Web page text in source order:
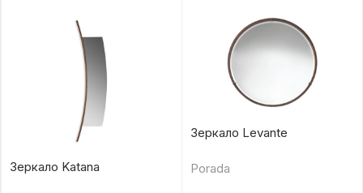
Зеркало Katana
Зеркало Levante
Porada